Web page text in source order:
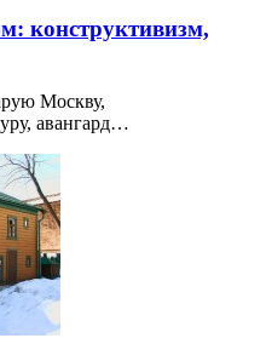
конструктивизм,
Москву,
авангард…